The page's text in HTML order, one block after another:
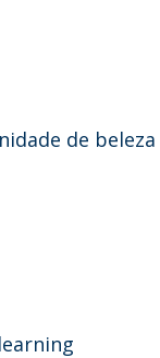
de